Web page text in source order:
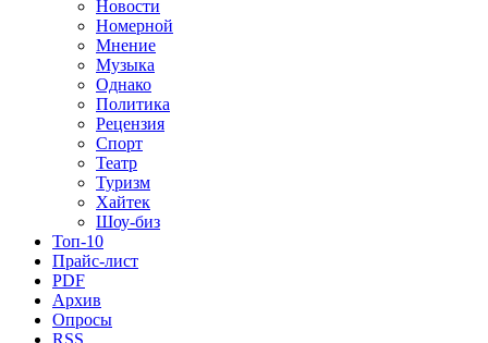
Новости
Номерной
Мнение
Музыка
Однако
Политика
Рецензия
Спорт
Театр
Туризм
Хайтек
Шоу-биз
Топ-10
Прайс-лист
PDF
Архив
Опросы
RSS